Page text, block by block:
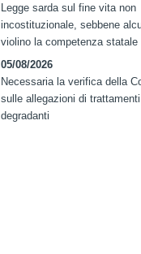
Legge sarda sul fine vita non
incostituzionale, sebbene
violino la competenza statale
05/08/2026
Necessaria la verifica della
sulle allegazioni di
degradanti